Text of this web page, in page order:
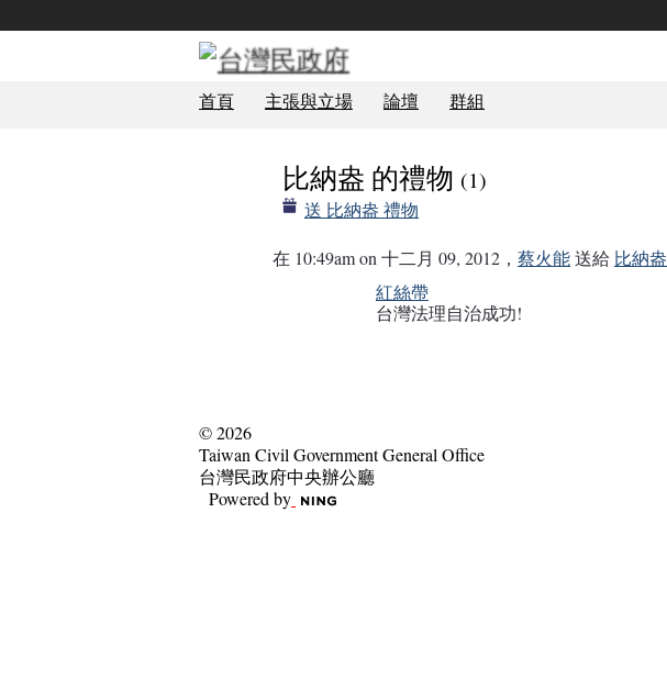
首頁 主張與立場 論壇 群組
比納盎 的禮物 (1)
送 比納盎 禮物
在 10:49am on 十二月 09, 2012， 蔡火能送給 比納盎
紅絲帶
台灣法理自治成功!
© 2026
Taiwan Civil Government General Office
台灣民政府中央辦公廳
Powered by